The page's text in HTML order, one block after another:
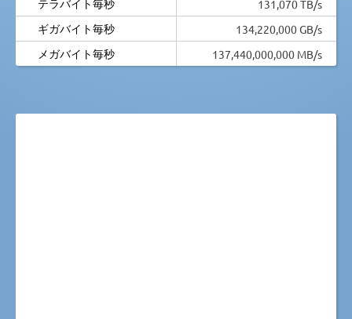
テラバイト毎秒
131,070 TB/s
ギガバイト毎秒
134,220,000 GB/s
メガバイト毎秒
137,440,000,000 MB/s